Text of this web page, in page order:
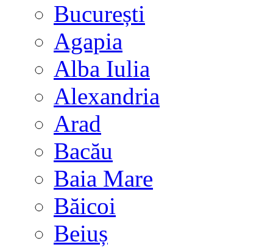
București
Agapia
Alba Iulia
Alexandria
Arad
Bacău
Baia Mare
Băicoi
Beiuș